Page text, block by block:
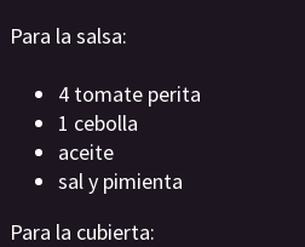
Para la salsa:
4 tomate perita
1 cebolla
aceite
sal y pimienta
Para la cubierta: